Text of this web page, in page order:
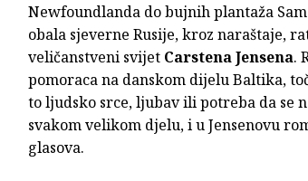
Newfoundlanda do bujnih plantaža
obala sjeverne Rusije, kroz naraštaje,
veličanstveni svijet Carstena Jensena.
pomoraca na danskom dijelu Baltika,
to ljudsko srce, ljubav ili potreba da se
svakom velikom djelu, i u Jensenovu
glasova.